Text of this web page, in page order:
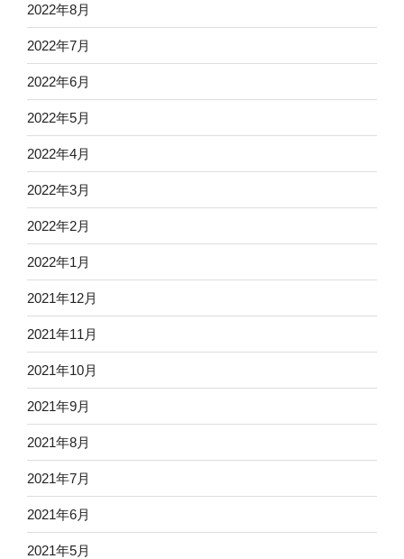
2022年8月
2022年7月
2022年6月
2022年5月
2022年4月
2022年3月
2022年2月
2022年1月
2021年12月
2021年11月
2021年10月
2021年9月
2021年8月
2021年7月
2021年6月
2021年5月